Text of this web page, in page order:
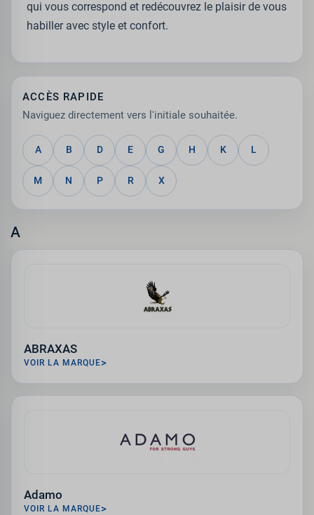
qui vous correspond et redécouvrez le plaisir de vous
habiller avec style et confort.
ACCÈS RAPIDE
Naviguez directement vers l'initiale souhaitée.
A B D E G H K L
M N P R X
A
ABRAXAS
VOIR LA MARQUE
Adamo
VOIR LA MARQUE